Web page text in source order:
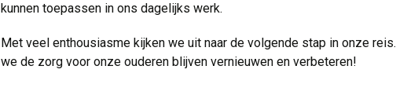
kunnen toepassen in ons dagelijks werk.
Met veel enthousiasme kijken we uit naar de volgende stap in onze
we de zorg voor onze ouderen blijven vernieuwen en verbeteren!